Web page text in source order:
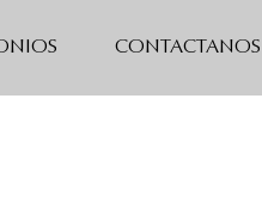
CONTACTANOS